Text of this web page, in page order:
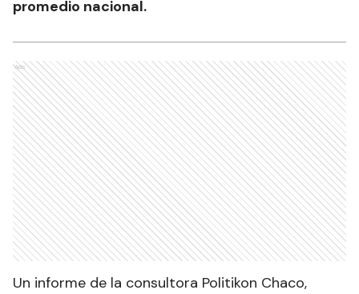
promedio nacional.
Ads
Un informe de la consultora Politikon Chaco,